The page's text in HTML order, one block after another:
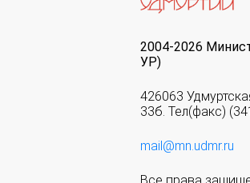
2004-2026
УР)
426063
33б. Тел(факс)
mail@mn.udmr.ru